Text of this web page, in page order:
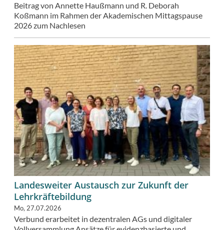
Beitrag von Annette Haußmann und R. Deborah
Koßmann im Rahmen der Akademischen Mittagspause
2026 zum Nachlesen
Landesweiter Austausch zur Zukunft der
Lehrkräftebildung
Mo, 27.07.2026
Verbund erarbeitet in dezentralen AGs und digitaler